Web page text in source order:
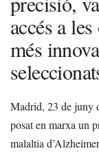
accés a
més
Madrid, 23 de juny
posat en marxa un
malaltia